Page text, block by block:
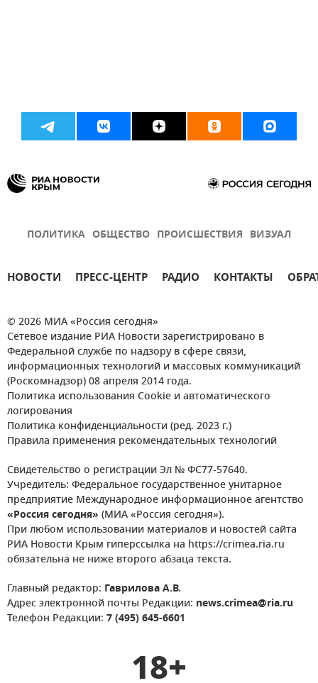
ПОЛИТИКА ОБЩЕСТВО ПРОИСШЕСТВИЯ ВИЗУАЛ
НОВОСТИ ПРЕСС-ЦЕНТР РАДИО КОНТАКТЫ
© 2026 МИА «Россия сегодня»
Сетевое издание РИА Новости зарегистрировано в
Федеральной службе по надзору в сфере связи,
информационных технологий и массовых коммуникаций
(Роскомнадзор) 08 апреля 2014 года.
Политика использования Cookie и автоматического
логирования
Политика конфиденциальности (ред. 2023 г.)
Правила применения рекомендательных технологий
Свидетельство о регистрации Эл № ФС77-57640.
Учредитель: Федеральное государственное унитарное
предприятие Международное информационное агентство
«Россия сегодня» (МИА «Россия сегодня»).
При любом использовании материалов и новостей сайта
РИА Новости Крым гиперссылка на https://crimea.ria.ru
обязательна не ниже второго абзаца текста.
Главный редактор: Гаврилова А.В.
Адрес электронной почты Редакции: news.crimea@ria.ru
Телефон Редакции: 7 (495) 645-6601
18+